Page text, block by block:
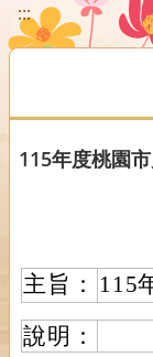
:::
115年度桃園
主旨：
115
說明：